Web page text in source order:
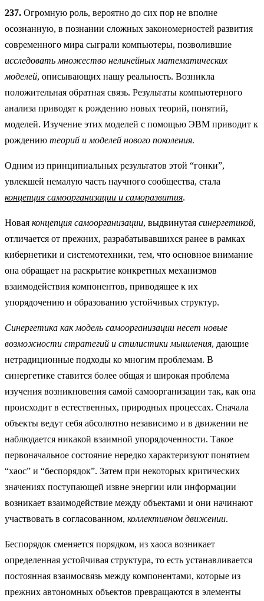
237. Огромную роль, вероятно до сих пор не вполне
осознанную, в познании сложных закономерностей развития
современного мира сыграли компьютеры, позволившие
исследовать множество нелинейных математических
моделей, описывающих нашу реальность. Возникла
положительная обратная связь. Результаты компьютерного
анализа приводят к рождению новых теорий, понятий,
моделей. Изучение этих моделей с помощью ЭВМ приводит к
рождению теорий и моделей нового поколения.
Одним из принципиальных результатов этой “гонки”,
увлекшей немалую часть научного сообщества, стала
концепция самоорганизации и саморазвития.
Новая концепция самоорганизации, выдвинутая синергетикой,
отличается от прежних, разрабатывавшихся ранее в рамках
кибернетики и системотехники, тем, что основное внимание
она обращает на раскрытие конкретных механизмов
взаимодействия компонентов, приводящее к их
упорядочению и образованию устойчивых структур.
Синергетика как модель самоорганизации несет новые
возможности стратегий и стилистики мышления, дающие
нетрадиционные подходы ко многим проблемам. В
синергетике ставится более общая и широкая проблема
изучения возникновения самой самоорганизации так, как она
происходит в естественных, природных процессах. Сначала
объекты ведут себя абсолютно независимо и в движении не
наблюдается никакой взаимной упорядоченности. Такое
первоначальное состояние нередко характеризуют понятием
“хаос” и “беспорядок”. Затем при некоторых критических
значениях поступающей извне энергии или информации
возникает взаимодействие между объектами и они начинают
участвовать в согласованном, коллективном движении.
Беспорядок сменяется порядком, из хаоса возникает
определенная устойчивая структура, то есть устанавливается
постоянная взаимосвязь между компонентами, которые из
прежних автономных объектов превращаются в элементы